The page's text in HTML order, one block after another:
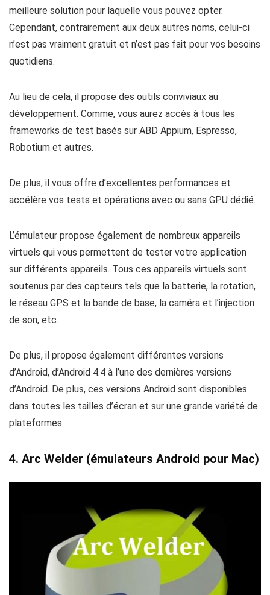
meilleure solution pour laquelle vous pouvez opter.
Cependant, contrairement aux deux autres noms, celui-ci
n’est pas vraiment gratuit et n’est pas fait pour vos besoins
quotidiens.
Au lieu de cela, il propose des outils conviviaux au
développement. Comme, vous aurez accès à tous les
frameworks de test basés sur ABD Appium, Espresso,
Robotium et autres.
De plus, il vous offre d’excellentes performances et
accélère vos tests et opérations avec ou sans GPU dédié.
L’émulateur propose également de nombreux appareils
virtuels qui vous permettent de tester votre application
sur différents appareils. Tous ces appareils virtuels sont
soutenus par des capteurs tels que la batterie, la rotation,
le réseau GPS et la bande de base, la caméra et l’injection
de son, etc.
De plus, il propose également différentes versions
d’Android, d’Android 4.4 à l’une des dernières versions
d’Android. De plus, ces versions Android sont disponibles
dans toutes les tailles d’écran et sur une grande variété de
plateformes
4. Arc Welder (émulateurs Android pour Mac)